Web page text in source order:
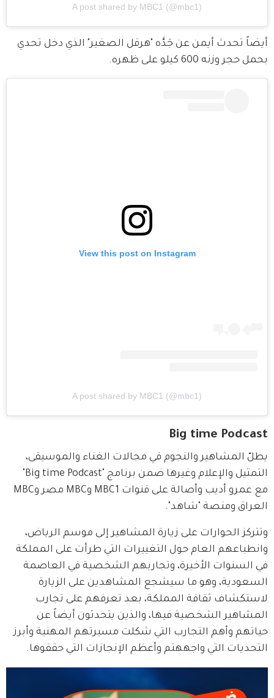
A post shared by MBC1 (@mbc1)
أيضاً تحدث أيمن عن جَدَّه "هرقل الصغير" الذي دخل تحدي
بحمل حجر وزنه 600 كيلو على ظهره.
View this post on Instagram
A post shared by MBC1 (@mbc1)
Big time Podcast
يطلّ المشاهير والنجوم في مجالات الغناء والموسيقى،
التمثيل والإعلام وغيرها ضمن برنامج "Big time Podcast"
العراق ومنصة "شاهد".
وتتركز الحوارات على زيارة المشاهير إلى موسم الرياض،
وانطباعهم العام حول التغييرات التي طرأت على المملكة
في السنوات الأخيرة، وتجاربهم الشخصية في العاصمة
السعودية، وهو ما سيشجع المشاهدين على الزيارة
لاستكشاف ثقافة المملكة، بعد تعرفهم على تجارب
المشاهير الشخصية فيها، والذين يتحدثون أيضاً عن
حياتهم وأهم التجارب التي شكلت مسيرتهم المهنية وأبرز
التحديات التي واجههتم وأعظم الإنجازات التي حققوها.